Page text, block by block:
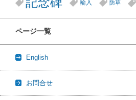
記念碑 輸入 防草
ページ一覧
English
お問合せ